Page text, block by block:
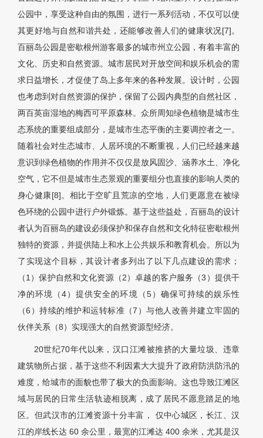
公园中，享受这种自由的氛围，进行一系列活动，不仅可以使
其更好地与自然和谐共处，还能够改善人们的健康状况[7]。
百丽岛公园是密歇根州游客最多的城市州立公园，有着丰富的
文化、历史和自然资源。城市居民对开放空间和娱乐机会的需
求日益增长，才促使了岛上多年来的各种发展。设计时，公园
也考虑到对自然资源的保护，保留了公园内典型的自然社区，
两百英亩湿地的梅西可平原森林。众所周知绿色植物是城市生
态系统的重要组成部分，是城市生态平衡的主要调控者之一。
随着社会对生态城市、人居环境的不断重视，人们已经越来越
意识到绿色植物的作用并不仅仅是放风固沙、涵养水土、净化
空气，它不但是城市生态景观的重要组分也直接的影响人类的
身心健康[8]。相比于空旷且荒凉的空地，人们更愿意在被绿
色环绕的公园中进行户外锻炼。基于这些益处，百丽岛的设计
者认为百丽岛的建设必须保护和保存自然和文化特征密歇根州
独特的资源，并提供陆上和水上公共娱乐和教育机会。所以为
了实现这个目标，其设计者多列出了以下几点建设的需求；
（1）保护自然和文化资源（2）卓越的客户服务（3）提供干
净的环境（4）提供安全的环境（5）确保可持续的娱乐性
（6）持续的维护和运转标准（7）与他人改善并建立牢固的
伙伴关系（8）实现强大的自然资源型经济。
20世纪70年代以来，汉口江滩被推挤的大量垃圾、违章
建筑物所占据，基于这些不利因素大大提升了政府防洪防汛的
难度，给城市的面貌也带了极大的负面影响。这也导致江滩区
域与居民的日常生活轨迹相脱离，成了居民不愿意踏足的地
区。但武汉市的江滩资源十分丰富， 仅中心城区，长江、汉
江的岸线长达 60 余公里，最宽的江滩达 400 余米，尤其是汉